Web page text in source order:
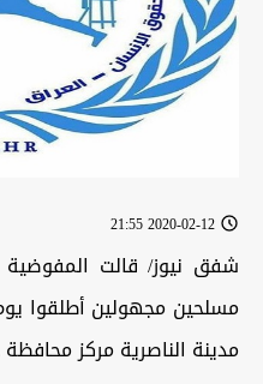
2020-02-12 21:55
شفق نيوز/ قالت المفوضية
مسلحين مجهولين أطلقوا
مدينة الناصرية مركز